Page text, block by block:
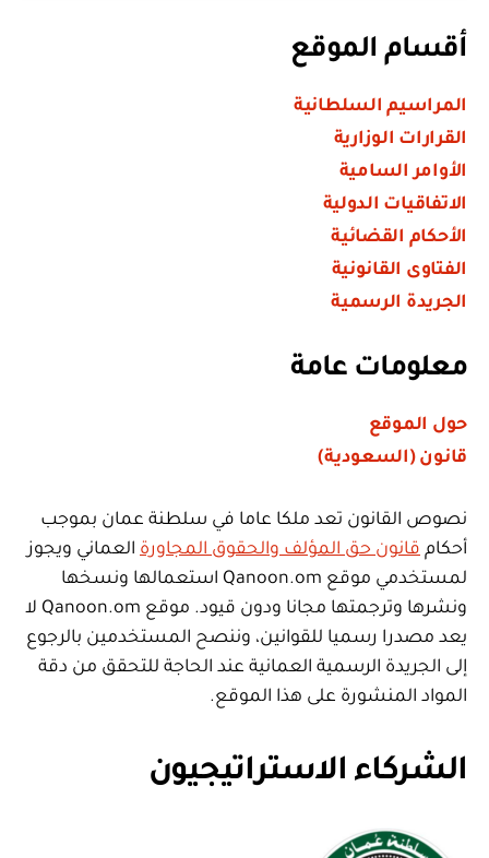
أقسام الموقع
المراسيم السلطانية
القرارات الوزارية
الأوامر السامية
الاتفاقيات الدولية
الأحكام القضائية
الفتاوى القانونية
الجريدة الرسمية
معلومات عامة
حول الموقع
قانون (السعودية)
نصوص القانون تعد ملكا عاما في سلطنة عمان بموجب
أحكام قانون حق المؤلف والحقوق المجاورة العماني ويجوز
لمستخدمي موقع Qanoon.om استعمالها ونسخها
ونشرها وترجمتها مجانا ودون قيود. موقع Qanoon.om لا
يعد مصدرا رسميا للقوانين، وننصح المستخدمين بالرجوع
إلى الجريدة الرسمية العمانية عند الحاجة للتحقق من دقة
المواد المنشورة على هذا الموقع.
الشركاء الاستراتيجيون